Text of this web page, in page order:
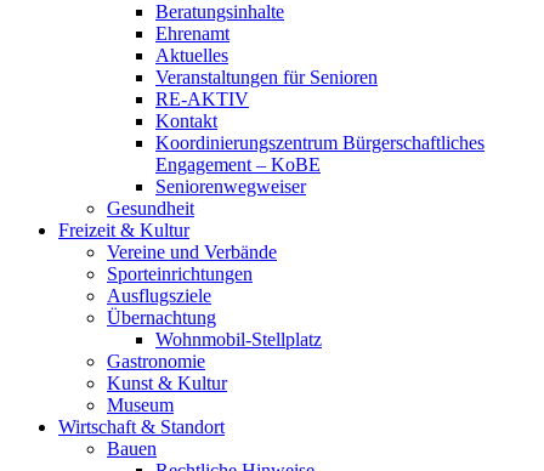
Beratungsinhalte
Ehrenamt
Aktuelles
Veranstaltungen für Senioren
RE-AKTIV
Kontakt
Koordinierungszentrum Bürgerschaftliches
Engagement – KoBE
Seniorenwegweiser
Gesundheit
Freizeit & Kultur
Vereine und Verbände
Sporteinrichtungen
Ausflugsziele
Übernachtung
Wohnmobil-Stellplatz
Gastronomie
Kunst & Kultur
Museum
Wirtschaft & Standort
Bauen